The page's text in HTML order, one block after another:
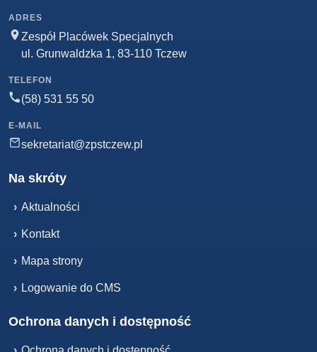
ADRES
Zespół Placówek Specjalnych
ul. Grunwaldzka 1, 83-110 Tczew
TELEFON
(58) 531 55 50
E-MAIL
sekretariat@zpstczew.pl
Na skróty
› Aktualności
› Kontakt
› Mapa strony
› Logowanie do CMS
Ochrona danych i dostępność